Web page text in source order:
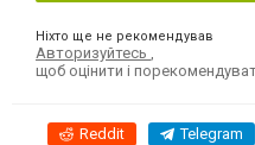
Ніхто ще не рекомендував
Авторизуйтесь ,
щоб оцінити і
Reddit Telegram